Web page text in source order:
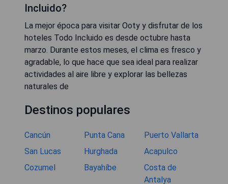
Incluido?
La mejor época para visitar Ooty y disfrutar de los
hoteles Todo Incluido es desde octubre hasta
marzo. Durante estos meses, el clima es fresco y
agradable, lo que hace que sea ideal para realizar
actividades al aire libre y explorar las bellezas
naturales de
Destinos populares
Cancún Punta Cana
Puerto Vallarta
San Lucas
Hurghada
Acapulco
Cozumel
Bayahíbe
Costa de
Antalya